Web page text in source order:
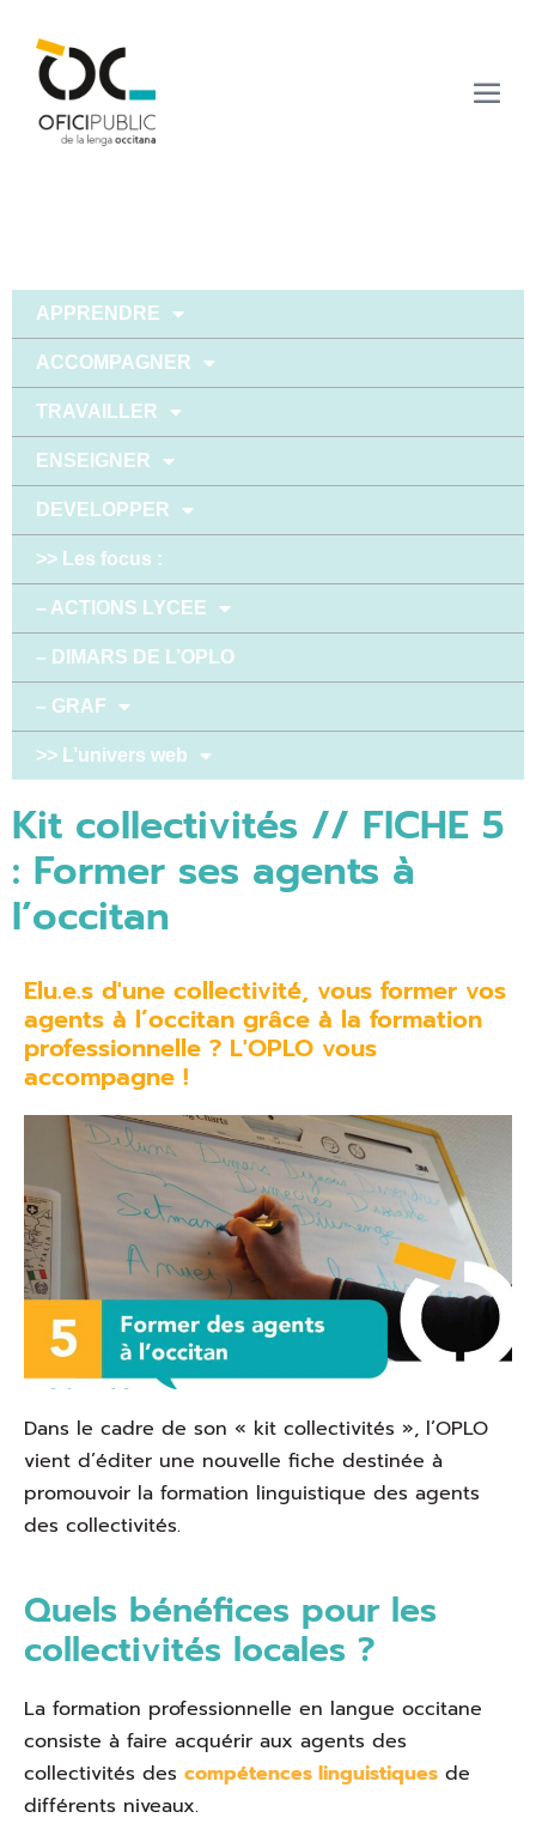
APPRENDRE
ACCOMPAGNER
TRAVAILLER
ENSEIGNER
DEVELOPPER
>> Les focus :
– ACTIONS LYCEE
– DIMARS DE L’OPLO
– GRAF
>> L’univers web
Kit collectivités // FICHE 5
: Former ses agents à
l’occitan
Elu.e.s d'une collectivité, vous former vos
agents à l’occitan grâce à la formation
professionnelle ? L'OPLO vous
accompagne !
Dans le cadre de son « kit collectivités », l’OPLO
vient d’éditer une nouvelle fiche destinée à
promouvoir la formation linguistique des agents
des collectivités.
Quels bénéfices pour les
collectivités locales ?
La formation professionnelle en langue occitane
consiste à faire acquérir aux agents des
collectivités des compétences linguistiques de
différents niveaux.